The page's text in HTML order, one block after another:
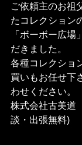
ご依頼主のお祖
たコレクション
「ボーボー広場
だきました。
各種コレクショ
買いもお任せ下
わせください。
株式会社古美道
談・出張無料)